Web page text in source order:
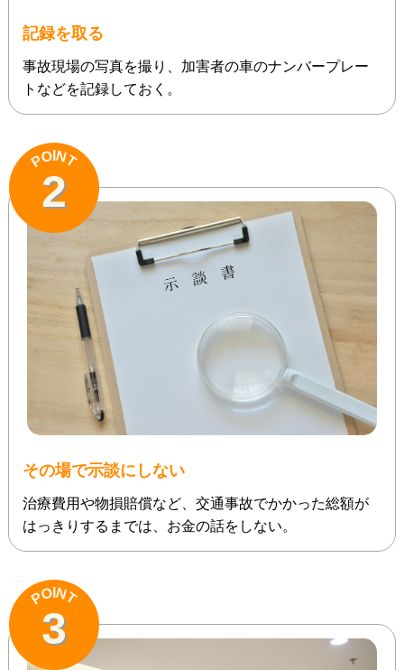
記録を取る
事故現場の写真を撮り、加害者の車のナンバープレー
トなどを記録しておく。
POINT
2
その場で示談にしない
治療費用や物損賠償など、交通事故でかかった総額が
はっきりするまでは、お金の話をしない。
POINT
3